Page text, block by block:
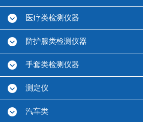
医疗类检测仪器
防护服类检测仪器
手套类检测仪器
测定仪
汽车类